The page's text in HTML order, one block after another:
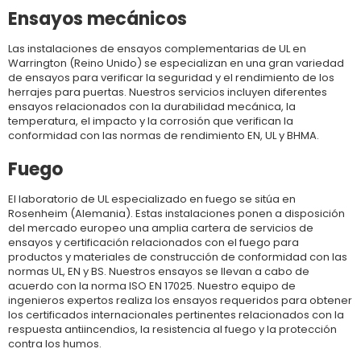
Ensayos mecánicos
Las instalaciones de ensayos complementarias de UL en
Warrington (Reino Unido) se especializan en una gran variedad
de ensayos para verificar la seguridad y el rendimiento de los
herrajes para puertas. Nuestros servicios incluyen diferentes
ensayos relacionados con la durabilidad mecánica, la
temperatura, el impacto y la corrosión que verifican la
conformidad con las normas de rendimiento EN, UL y BHMA.
Fuego
El laboratorio de UL especializado en fuego se sitúa en
Rosenheim (Alemania). Estas instalaciones ponen a disposición
del mercado europeo una amplia cartera de servicios de
ensayos y certificación relacionados con el fuego para
productos y materiales de construcción de conformidad con las
normas UL, EN y BS. Nuestros ensayos se llevan a cabo de
acuerdo con la norma ISO EN 17025. Nuestro equipo de
ingenieros expertos realiza los ensayos requeridos para obtener
los certificados internacionales pertinentes relacionados con la
respuesta antiincendios, la resistencia al fuego y la protección
contra los humos.